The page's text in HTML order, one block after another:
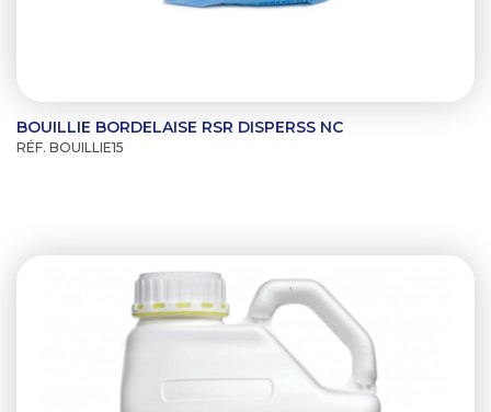
BOUILLIE BORDELAISE RSR DISPERSS NC
RÉF. BOUILLIE15